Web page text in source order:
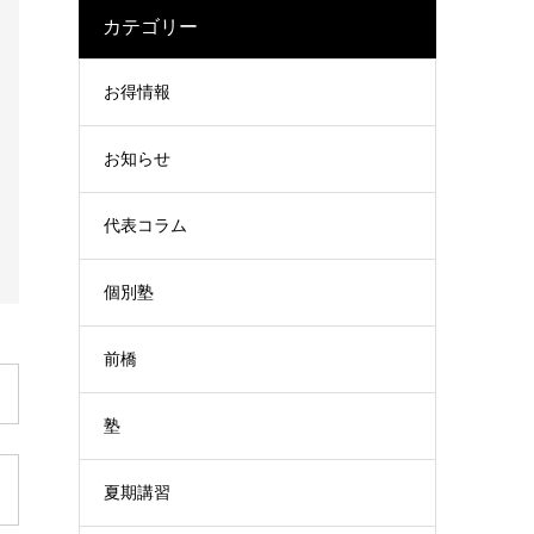
カテゴリー
お得情報
お知らせ
代表コラム
個別塾
前橋
塾
夏期講習